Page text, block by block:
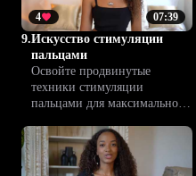
07:39
4
9.Искусство стимуляции
пальцами
Освойте продвинутые
техники стимуляции
пальцами для максимального
создавать более глубокую
связь и усиливать
чувственные ощущения